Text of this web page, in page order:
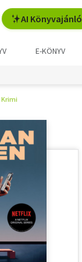
AI Könyvajánló
E-KÖNYV
Krimi